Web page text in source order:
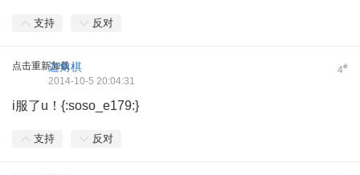
支持 反对
点击重新加载 4#
边角棋
2014-10-5 20:04:31
i服了u！{:soso_e179:}
支持 反对